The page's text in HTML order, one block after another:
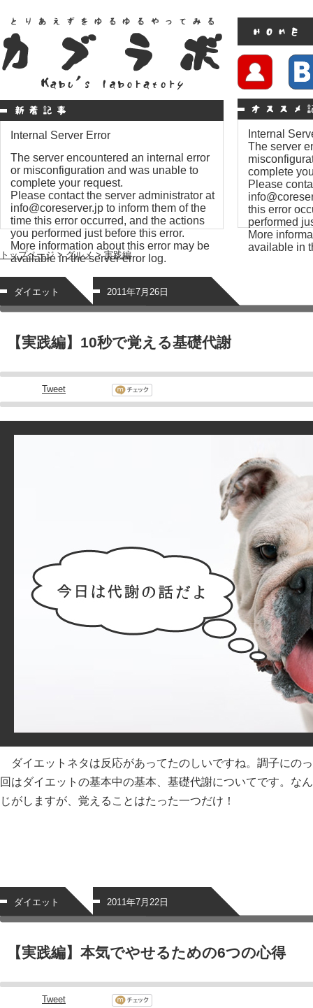
Internal Server Error
The server encountered an internal error
or misconfiguration and was unable to
complete your request.
Please contact the server administrator at
info@coreserver.jp to inform them of the
time this error occurred, and the actions
you performed just before this error.
More information about this error may be
available in the server error log.
Internal
The server
complete
Please
this error
performed
More
available in
トップページ>グルメ>実践編
ダイエット 2011年7月26日
【実践編】10秒で覚える基礎代謝
Tweet
ダイエットネタは反応があってたのしいですね。調子にの
回はダイエットの基本中の基本、基礎代謝についてです。な
じがしますが、覚えることはたった一つだけ！
ダイエット 2011年7月22日
【実践編】本気でやせるための6つの心得
Tweet